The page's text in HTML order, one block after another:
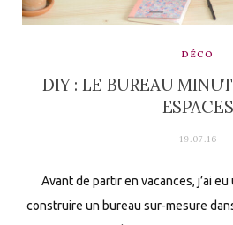
DÉCO
DIY : LE BUREAU
ESPACES
19.07.16
Avant de partir en vacances, j’ai
construire un bureau sur-mesure